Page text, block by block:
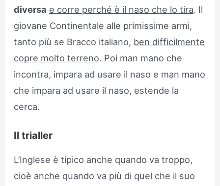
diversa e corre perché è il naso che lo tira. Il
giovane Continentale alle primissime armi,
tanto più se Bracco italiano, ben difficilmente
copre molto terreno. Poi man mano che
incontra, impara ad usare il naso e man mano
che impara ad usare il naso, estende la
cerca.
Il trialler
L’Inglese è tipico anche quando va troppo,
cioè anche quando va più di quel che il suo